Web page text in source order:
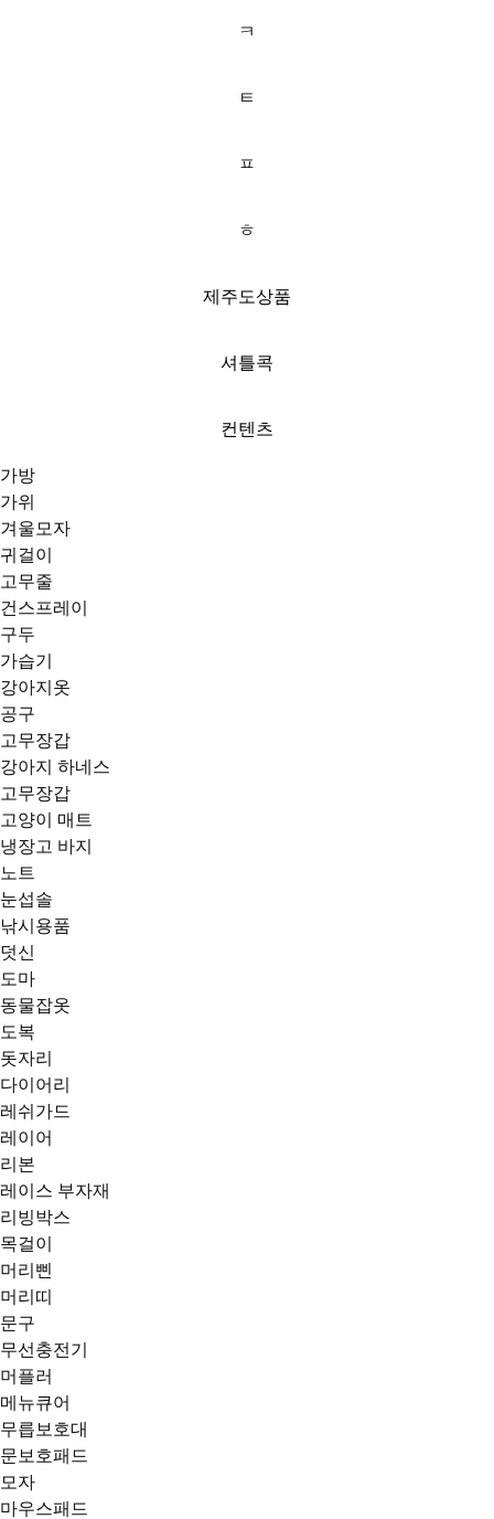
ㅋ
ㅌ
ㅍ
ㅎ
제주도상품
셔틀콕
컨텐츠
가방
가위
겨울모자
귀걸이
고무줄
건스프레이
구두
가습기
강아지옷
공구
고무장갑
강아지 하네스
고무장갑
고양이 매트
냉장고 바지
노트
눈섭솔
낚시용품
덧신
도마
동물잡옷
도복
돗자리
다이어리
레쉬가드
레이어
리본
레이스 부자재
리빙박스
목걸이
머리삔
머리띠
문구
무선충전기
머플러
메뉴큐어
무릅보호대
문보호패드
모자
마우스패드